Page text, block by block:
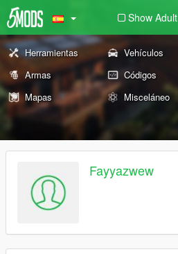
Show Adult
Herramientas Vehículos
Armas
Códigos
Mapas
Misceláneo
Fayyazwew